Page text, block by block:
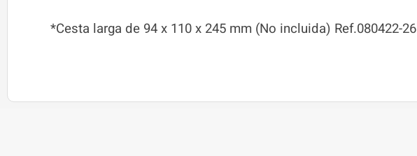
*Cesta larga de 94 x 110 x 245 mm (No incluida) Ref.080422-26